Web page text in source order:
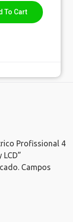
To Cart
Profissional 4
Campos